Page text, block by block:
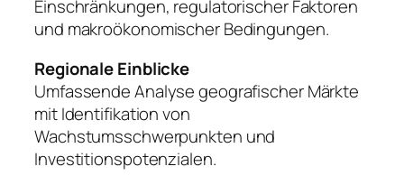
Einschränkungen, regulatorischer Faktoren
und makroökonomischer Bedingungen.
Regionale Einblicke
Umfassende Analyse geografischer Märkte
mit Identifikation von
Wachstumsschwerpunkten und
Investitionspotenzialen.